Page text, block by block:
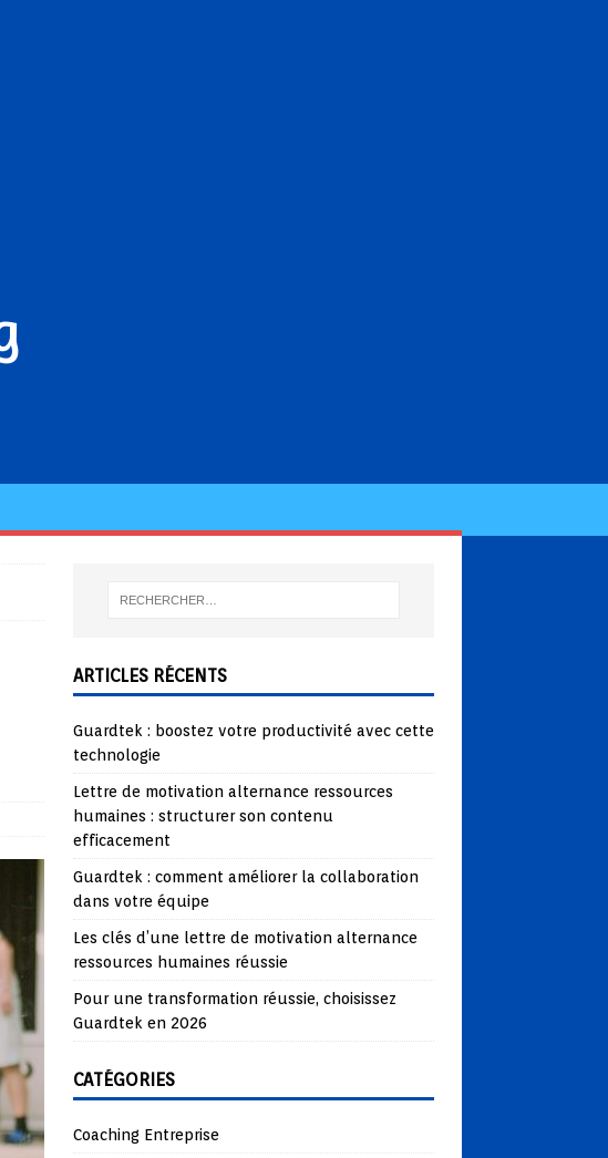
ARTICLES RÉCENTS
Guardtek : boostez votre productivité avec cette
technologie
Lettre de motivation alternance ressources
humaines : structurer son contenu
efficacement
Guardtek : comment améliorer la collaboration
dans votre équipe
Les clés d’une lettre de motivation alternance
ressources humaines réussie
Pour une transformation réussie, choisissez
Guardtek en 2026
CATÉGORIES
Coaching Entreprise